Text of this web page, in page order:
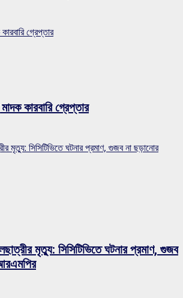
গ্রেপ্তার
কারবারি গ্রেপ্তার
মৃত্যু: সিসিটিভিতে ঘটনার প্রমাণ, গুজব না ছড়ানোর
মৃত্যু: সিসিটিভিতে ঘটনার প্রমাণ, গুজব